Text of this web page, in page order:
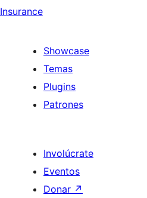
Insurance
Showcase
Temas
Plugins
Patrones
Involúcrate
Eventos
Donar ↗